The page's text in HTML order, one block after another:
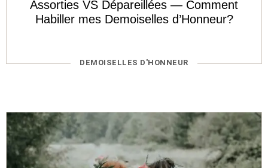
Assorties VS Dépareillées — Comment
Habiller mes Demoiselles d’Honneur?
CATÉGORIES
DEMOISELLES D'HONNEUR